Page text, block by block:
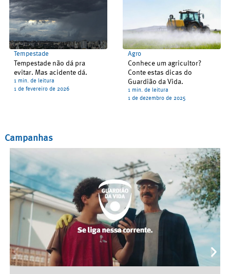
Tempestade
Tempestade não dá pra
evitar. Mas acidente dá.
1 min. de leitura
1 de fevereiro de 2026
Agro
Conhece um agricultor?
Conte estas dicas do
Guardião da Vida.
1 min. de leitura
1 de dezembro de 2025
Campanhas